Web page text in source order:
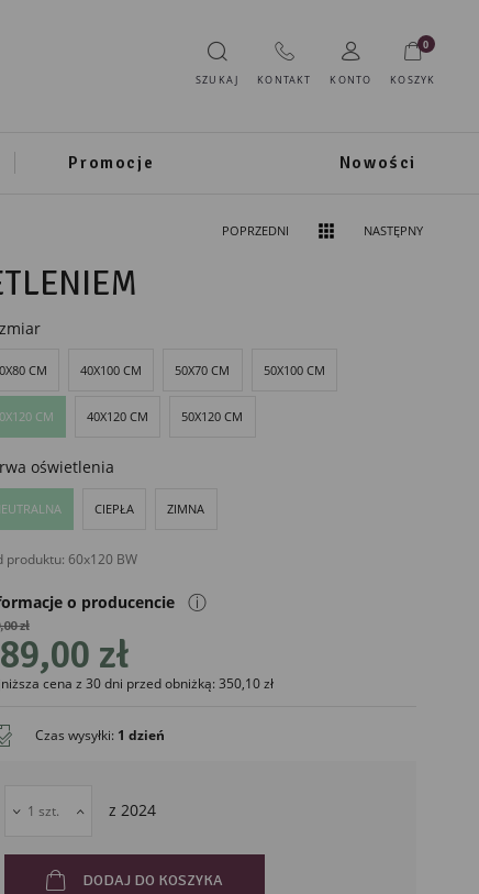
SZUKAJ KONTAKT KONTO KOSZYK
0
Promocje Nowości
POPRZEDNI NASTĘPNY
CM 40X100 CM 50X70 CM 50X100 CM
CM 40X120 CM 50X120 CM
oświetlenia
CIEPŁA ZIMNA
produktu: 60x120 BW
o producencie ⓘ
zł
zł
cena z 30 dni przed obniżką: 350,10 zł
Czas wysyłki: 1 dzień
z 2024
DODAJ DO KOSZYKA